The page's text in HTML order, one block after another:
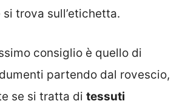
trova sull’etichetta.
consiglio è quello di
partendo dal rovescio,
se si tratta di tessuti